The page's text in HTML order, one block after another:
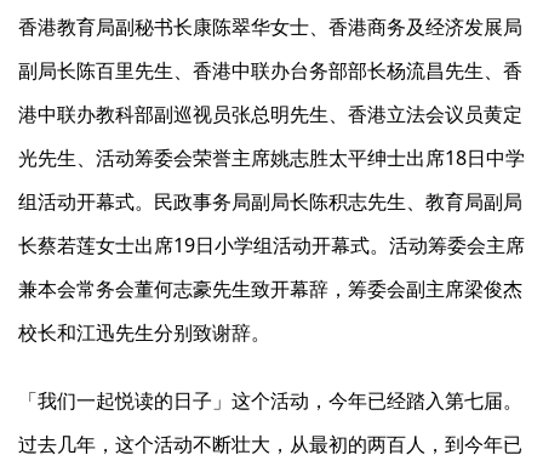
香港教育局副秘书长康陈翠华女士、香港商务及经济发展局
副局长陈百里先生、香港中联办台务部部长杨流昌先生、香
港中联办教科部副巡视员张总明先生、香港立法会议员黄定
光先生、活动筹委会荣誉主席姚志胜太平绅士出席18日中学
组活动开幕式。民政事务局副局长陈积志先生、教育局副局
长蔡若莲女士出席19日小学组活动开幕式。活动筹委会主席
兼本会常务会董何志豪先生致开幕辞，筹委会副主席梁俊杰
校长和江迅先生分别致谢辞。
「我们一起悦读的日子」这个活动，今年已经踏入第七届。
过去几年，这个活动不断壮大，从最初的两百人，到今年已